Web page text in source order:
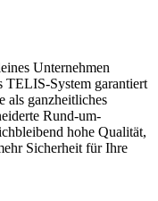
Unternehmen
TELIS-System garantiert
als ganzheitliches
Rund-um-
hohe Qualität,
Sicherheit für Ihre